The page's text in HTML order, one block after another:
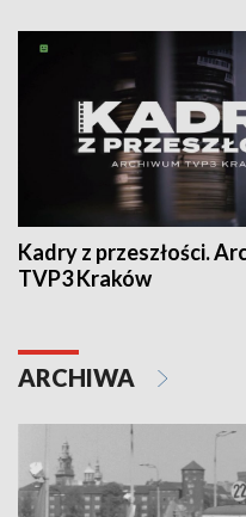
Kadry z przeszłości.
TVP3 Kraków
ARCHIWA